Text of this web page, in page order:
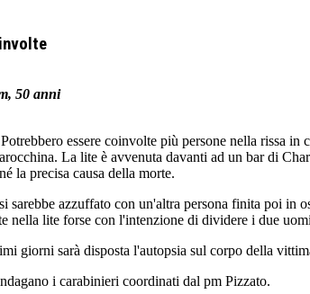
50 anni
essere coinvolte più persone nella rissa
La lite è avvenuta davanti ad un bar di
la precisa causa della morte.
sarebbe azzuffato con un'altra persona finita poi in
nella lite forse con l'intenzione di dividere i due
giorni sarà disposta l'autopsia sul corpo della
i carabinieri coordinati dal pm Pizzato.